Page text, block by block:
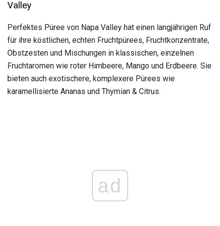
Valley
Perfektes Püree von Napa Valley hat einen langjährigen Ruf
für ihre köstlichen, echten Fruchtpürees, Fruchtkonzentrate,
Obstzesten und Mischungen in klassischen, einzelnen
Fruchtaromen wie roter Himbeere, Mango und Erdbeere. Sie
bieten auch exotischere, komplexere Pürees wie
karamellisierte Ananas und Thymian & Citrus.
ad